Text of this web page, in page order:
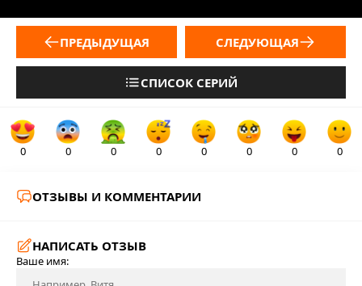
ПРЕДЫДУЩАЯ
СПИСОК СЕРИЙ
СЛЕДУЮЩАЯ
0 0 0 0 0 0 0 0
ОТЗЫВЫ И КОММЕНТАРИИ
НАПИСАТЬ ОТЗЫВ
Ваше имя: